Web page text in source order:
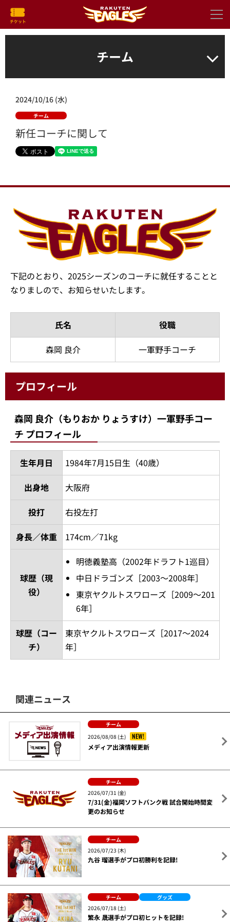
チーム
2024/10/16 (水)
チーム
新任コーチに関して
下記のとおり、2025シーズンのコーチに就任することと
なりましので、お知らせいたします。
氏名
役職
森岡 良介
一軍野手コーチ
プロフィール
森岡 良介（もりおか りょうすけ）一軍野手コー
チ プロフィール
生年月日
1984年7月15日生（40歳）
出身地
大阪府
投打
右投左打
身長／体重
174cm／71kg
球歴（現
役）
明徳義塾高（2002年ドラフト1巡目）
中日ドラゴンズ［2003～2008年］
東京ヤクルトスワローズ［2009～201
6年］
球歴（コー
チ）
東京ヤクルトスワローズ［2017～2024
年］
関連ニュース
チーム
2026/08/08 (土)
NEW!
メディア出演情報更新
チーム
2026/07/31 (金)
7/31(金)福岡ソフトバンク戦 試合開始時間変
更のお知らせ
チーム
2026/07/23 (木)
九谷 瑠選手がプロ初勝利を記録!
チーム
グッズ
2026/07/18 (土)
繁永 晟選手がプロ初ヒットを記録!